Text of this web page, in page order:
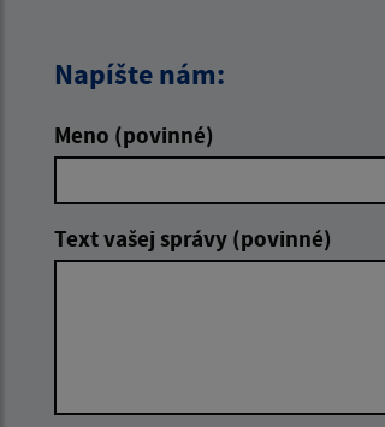
Napíšte nám:
Meno (povinné)
Text vašej správy (povinné)